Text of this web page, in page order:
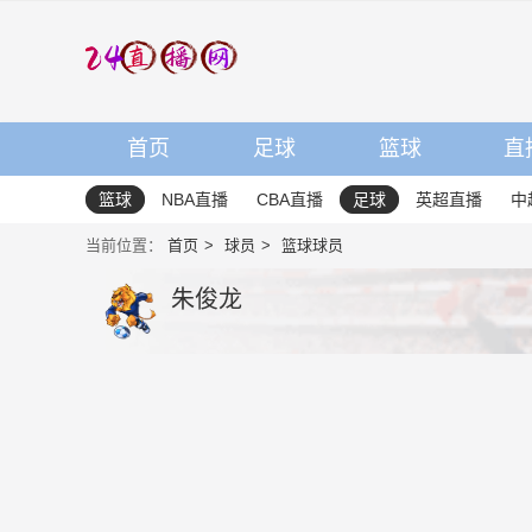
首页 足球 篮球 直
篮球 NBA直播 CBA直播 足球 英超直播 中
当前位置： 首页 球员 篮球球员
朱俊龙